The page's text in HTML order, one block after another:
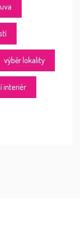
výběr lokality
interiér